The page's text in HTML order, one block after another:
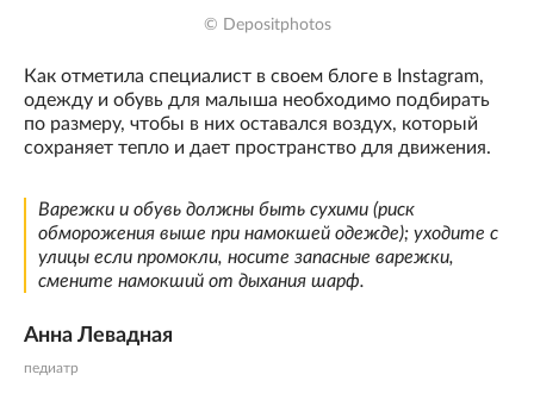
© Depositphotos
Как отметила специалист в своем блоге в Instagram,
одежду и обувь для малыша необходимо подбирать
по размеру, чтобы в них оставался воздух, который
сохраняет тепло и дает пространство для движения.
Варежки и обувь должны быть сухими (риск
обморожения выше при намокшей одежде); уходите с
улицы если промокли, носите запасные варежки,
смените намокший от дыхания шарф.
Анна Левадная
педиатр